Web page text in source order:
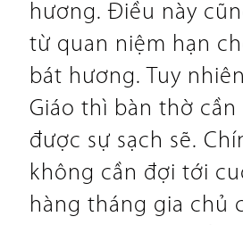
hương. Điều này
từ quan niệm hạn
bát hương. Tuy
Giáo thì bàn thờ
được sự sạch sẽ.
không cần đợi tới
hàng tháng gia chủ